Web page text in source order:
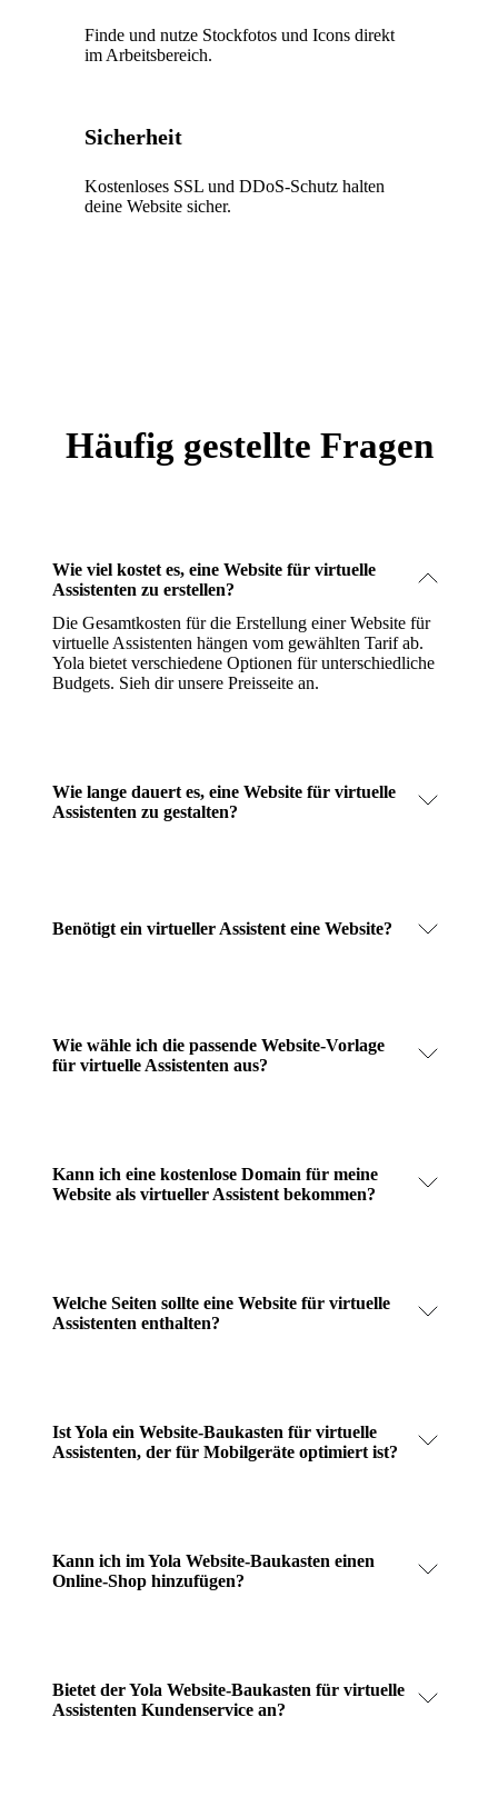
Finde und nutze Stockfotos und Icons direkt
im Arbeitsbereich.
Sicherheit
Kostenloses SSL und DDoS-Schutz halten
deine Website sicher.
Häufig gestellte Fragen
Wie viel kostet es, eine Website für virtuelle
Assistenten zu erstellen?
Die Gesamtkosten für die Erstellung einer Website für
virtuelle Assistenten hängen vom gewählten Tarif ab.
Yola bietet verschiedene Optionen für unterschiedliche
Budgets. Sieh dir unsere Preisseite an.
Wie lange dauert es, eine Website für virtuelle
Assistenten zu gestalten?
Benötigt ein virtueller Assistent eine Website?
Wie wähle ich die passende Website-Vorlage
für virtuelle Assistenten aus?
Kann ich eine kostenlose Domain für meine
Website als virtueller Assistent bekommen?
Welche Seiten sollte eine Website für virtuelle
Assistenten enthalten?
Ist Yola ein Website-Baukasten für virtuelle
Assistenten, der für Mobilgeräte optimiert ist?
Kann ich im Yola Website-Baukasten einen
Online-Shop hinzufügen?
Bietet der Yola Website-Baukasten für virtuelle
Assistenten Kundenservice an?